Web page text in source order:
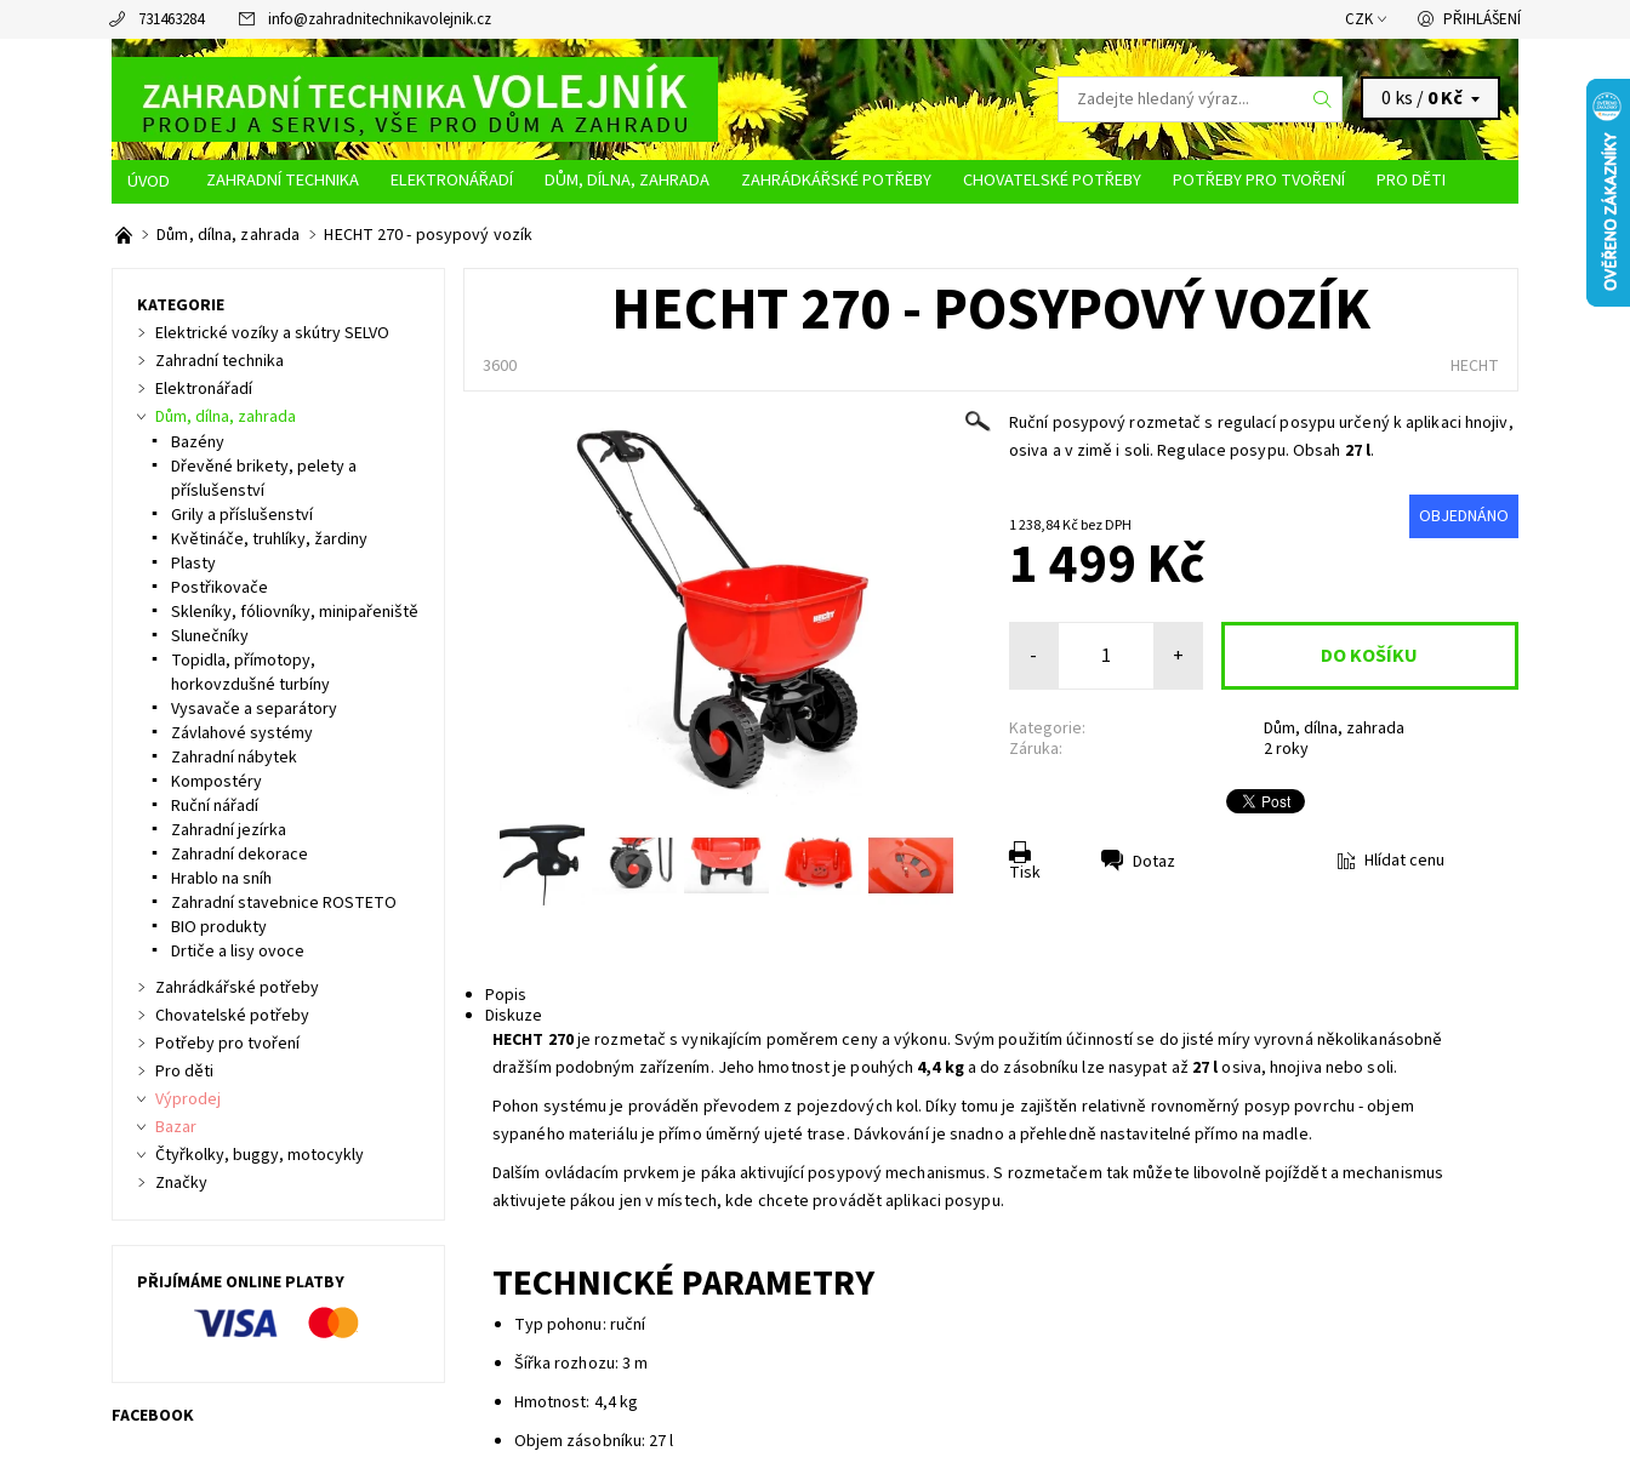
731463284 info@zahradnitechnikavolejnik.cz CZK PŘIHLÁŠENÍ
0 ks /0 Kč
ZAHRADNÍ TECHNIKA ELEKTRONÁŘADÍ DŮM, DÍLNA, ZAHRADA ZAHRÁDKÁŘSKÉ POTŘEBY CHOVATELSKÉ POTŘEBY POTŘEBY PRO TVOŘENÍ
PRO DĚTI
O NÁS
JAK NAKUPOVAT DOPRAVA A PLATBA
Dům, dílna, zahrada HECHT 270 - posypový vozík
HECHT 270 - POSYPOVÝ VOZÍK
3600 HECHT
Ruční posypový rozmetač s regulací posypu určený k aplikaci hnojiv,
osiva a v zimě i soli. Regulace posypu. Obsah 27 l.
1 238,84 Kč bez DPH OBJEDNÁNO
1 499 Kč
- +
Kategorie:
Dům, dílna, zahrada
Záruka:
2 roky
Tisk Dotaz Hlídat cenu
Popis
Diskuze
HECHT 270je rozmetač s vynikajícím poměrem ceny a výkonu. Svým použitím účinností se do jisté míry vyrovná několikanásobně
dražším podobným zařízením. Jeho hmotnost je pouhých 4,4 kga do zásobníku lze nasypat až 27 losiva, hnojiva nebo soli.
Pohon systému je prováděn převodem z pojezdových kol. Díky tomu je zajištěn relativně rovnoměrný posyp povrchu - objem
sypaného materiálu je přímo úměrný ujeté trase. Dávkování je snadno a přehledně nastavitelné přímo na madle.
Dalším ovládacím prvkem je páka aktivující posypový mechanismus. S rozmetačem tak můžete libovolně pojíždět a mechanismus
aktivujete pákou jen v místech, kde chcete provádět aplikaci posypu.
TECHNICKÉ PARAMETRY
Typ pohonu: ruční
Šířka rozhozu: 3 m
Hmotnost: 4,4 kg
Objem zásobníku: 27 l
KATEGORIE
Elektrické vozíky a skútry SELVO
Zahradní technika
Elektronářadí
Dům, dílna, zahrada
Bazény
Dřevěné brikety, pelety a
příslušenství
Grily a příslušenství
Květináče, truhlíky, žardiny
Plasty
Postřikovače
Skleníky, fóliovníky, minipařeniště
Slunečníky
Topidla, přímotopy,
horkovzdušné turbíny
Vysavače a separátory
Závlahové systémy
Zahradní nábytek
Kompostéry
Ruční nářadí
Zahradní jezírka
Zahradní dekorace
Hrablo na sníh
Zahradní stavebnice ROSTETO
BIO produkty
Drtiče a lisy ovoce
Zahrádkářské potřeby
Chovatelské potřeby
Potřeby pro tvoření
Pro děti
Výprodej
Bazar
Čtyřkolky, buggy, motocykly
Značky
PŘIJÍMÁME ONLINE PLATBY
FACEBOOK